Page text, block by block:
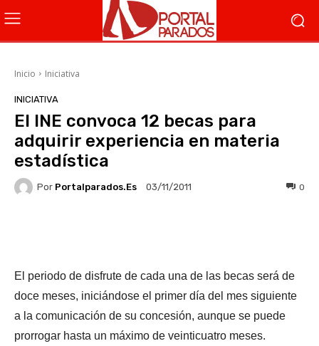
Inicio Iniciativa
INICIATIVA
El INE convoca 12 becas para
adquirir experiencia en materia
estadística
Por Portalparados.es 03/11/2011 0
El periodo de disfrute de cada una de las becas será de
doce meses, iniciándose el primer día del mes siguiente
a la comunicación de su concesión, aunque se puede
prorrogar hasta un máximo de veinticuatro meses.